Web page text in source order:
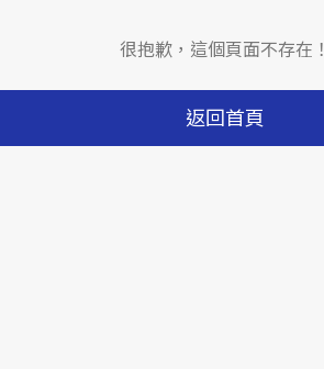
很抱歉，這個頁面不存在！
返回首頁